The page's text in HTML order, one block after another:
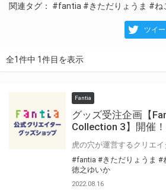
関連タグ： #fantia #きただりょうま #ね
ツイ
全1件中 1件目を表示
Fantia
グッズ受注企画【
Collection 3】開催！
#fantia #きただりょうま #
徳之ゆいか
2022.08.16